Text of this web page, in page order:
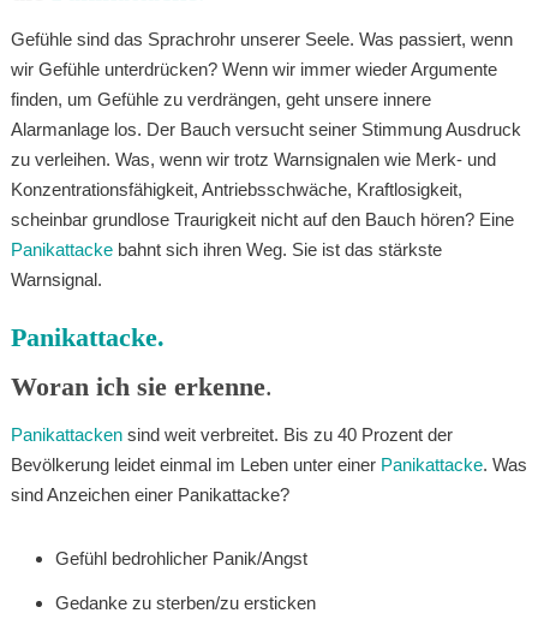
Gefühle sind das Sprachrohr unserer Seele. Was passiert, wenn
wir Gefühle unterdrücken? Wenn wir immer wieder Argumente
finden, um Gefühle zu verdrängen, geht unsere innere
Alarmanlage los. Der Bauch versucht seiner Stimmung Ausdruck
zu verleihen. Was, wenn wir trotz Warnsignalen wie Merk- und
Konzentrationsfähigkeit, Antriebsschwäche, Kraftlosigkeit,
scheinbar grundlose Traurigkeit nicht auf den Bauch hören? Eine
Panikattackebahnt sich ihren Weg. Sie ist das stärkste
Warnsignal.
Panikattacke.
Woran ich sie erkenne.
Panikattackensind weit verbreitet. Bis zu 40 Prozent der
Bevölkerung leidet einmal im Leben unter einer Panikattacke. Was
sind Anzeichen einer Panikattacke?
Gefühl bedrohlicher Panik/Angst
Gedanke zu sterben/zu ersticken